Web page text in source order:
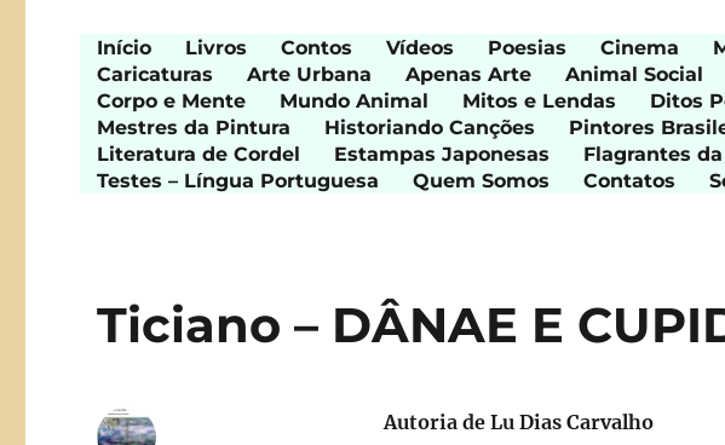
Início Livros Contos Vídeos Poesias Cinema
Caricaturas
Arte Urbana Apenas Arte Animal Social
Corpo e Mente
Mundo Animal Mitos e Lendas Ditos
Mestres da Pintura
Historiando Canções Pintores
Literatura de Cordel
Estampas Japonesas Flagrantes
Testes – Língua Portuguesa
Quem Somos Contatos
Ticiano – DÂNAE E
Autoria de Lu Dias Carvalho